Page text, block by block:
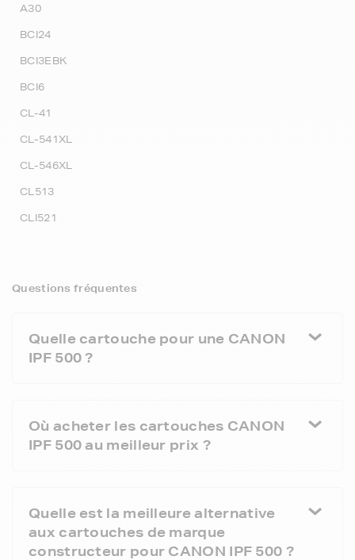
A30
BCI24
BCI3EBK
BCI6
CL-41
CL-541XL
CL-546XL
CL513
CLI521
Questions fréquentes
Quelle cartouche pour une CANON
IPF 500 ?
Où acheter les cartouches CANON
IPF 500 au meilleur prix ?
Quelle est la meilleure alternative
aux cartouches de marque
constructeur pour CANON IPF 500 ?